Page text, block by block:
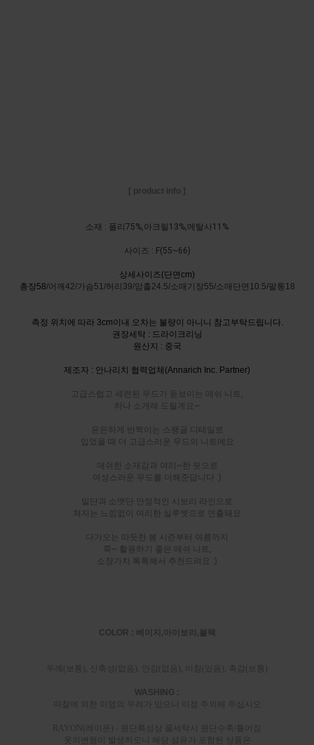
[ product info ]
소재 : 폴리75%,아크릴13%,메탈사11%
사이즈 : F(55~66)
상세사이즈(단면cm)
총장58/어깨42/가슴51/허리39/암홀24.5/소매기장55/소매단면10.5/팔통18
측정 위치에 따라 3cm이내 오차는 불량이 아니니 참고부탁드립니다.
권장세탁 : 드라이크리닝
원산지 : 중국
제조자 : 안나리치 협력업체(Annarich Inc. Partner)
고급스럽고 세련된 무드가 돋보이는 매쉬 니트,
하나 소개해 드릴게요~
은은하게 반짝이는 스팽글 디테일로
입었을 때 더 고급스러운 무드의 니트에요
매쉬한 소재감과 여리~한 핏으로
여성스러운 무드를 더해준답니다 :)
밑단과 소맷단 안정적인 시보리 라인으로
쳐지는 느낌없이 여리한 실루엣으로 연출돼요
다가오는 따듯한 봄 시즌부터 여름까지
쭉~ 활용하기 좋은 매쉬 니트,
소장가치 톡톡해서 추천드려요 :)
COLOR : 베이지,아이보리,블랙
두께(보통), 신축성(없음), 안감(없음), 비침(있음), 촉감(보통)
WASHING :
마찰에 의한 이염의 우려가 있으니 이점 주의해 주십시오
RAYON(레이온) - 원단특성상 물세탁시 원단수축/틀어짐
옷의변형이 발생하오니 해당 섬유가 포함된 상품은